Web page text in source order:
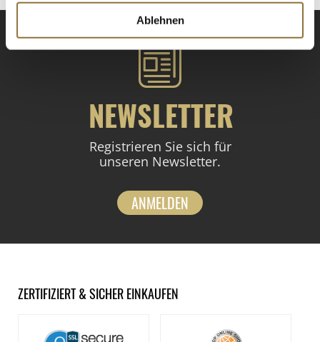
Ablehnen
NEWSLETTER
Registrieren Sie sich für
unseren Newsletter.
ANMELDEN
ZERTIFIZIERT & SICHER EINKAUFEN